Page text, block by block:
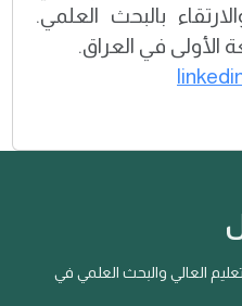
بالبحث العلمي.
الأولى في العراق.
العالي والبحث العلمي في